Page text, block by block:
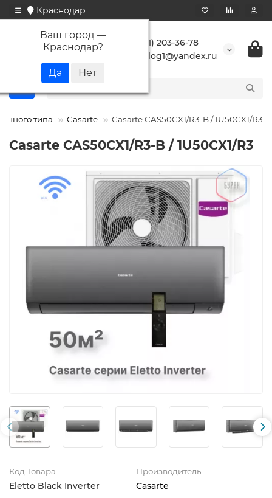
Краснодар
Ваш город —
Краснодар?
+7 (861) 203-36-78
buranlog1@yandex.ru
типа Casarte Casarte CAS50CX1/R3-B / 1U50CX1/R3
Casarte CAS50CX1/R3-B / 1U50CX1/R3
Код Товара
Eletto Black Inverter
Производитель
Casarte